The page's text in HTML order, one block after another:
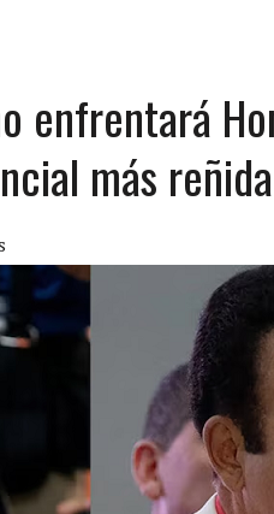
DE 15 AÑOS EN LICEO DE CHILE: SUS
FALTA DE TRATAMIENTO DESENCADENÓ
AL SUICIDIO A UNA ADOLESCENTE DE
UN HOMBRE Y SU FAMILIA TRAS LOS
SU NEVERA MIENTRAS LA CASA SE INUNDABA
DE CALLE Y MURIÓ A MANOS DE VARIOS DE
enfrentará
más